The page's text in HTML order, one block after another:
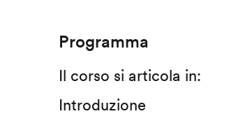
Programma
Il corso si articola in:
Introduzione